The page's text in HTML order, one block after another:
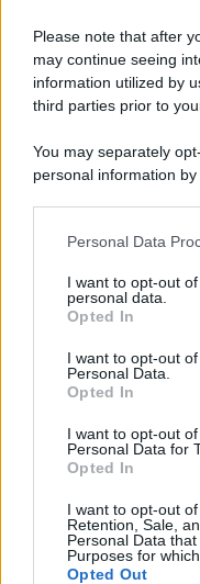
Please note that after
may continue seeing
information utilized by
third parties prior to
You may separately
personal information
This information may
disclose it to other
Please note that this
services and may
not limited to your visit
grant or deny consent
consent section.
Personal Data
I want to opt-out
personal data.
Opted In
I want to opt-out
Personal Data.
Opted In
I want to opt-out
Personal Data for
Opted In
I want to opt-out
Retention, Sale,
Personal Data
Purposes for
Opted Out